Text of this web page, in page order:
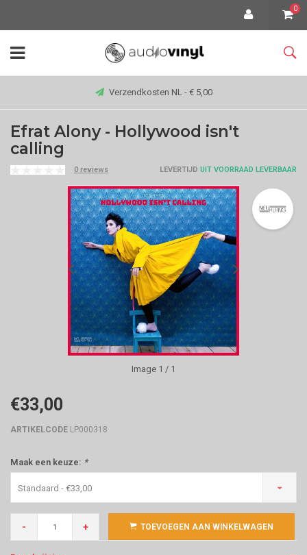
0
Verzendkosten NL - € 5,00
Efrat Alony - Hollywood isn't
calling
0 reviews LEVERTIJD UIT VOORRAAD LEVERBAAR
Image 1 / 1
€33,00
ARTIKELCODE LP000318
Maak een keuze: *
Standaard - €33,00
- + TOEVOEGEN AAN WINKELWAGEN